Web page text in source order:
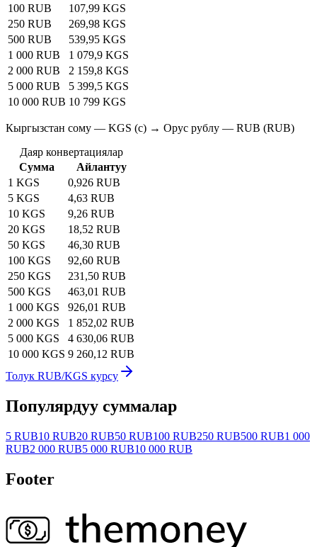
100 RUB
107,99 KGS
250 RUB
269,98 KGS
500 RUB
539,95 KGS
1 000 RUB
1 079,9 KGS
2 000 RUB
2 159,8 KGS
5 000 RUB
5 399,5 KGS
10 000 RUB 10 799 KGS
Кыргызстан сому — KGS (с) → Орус рублу — RUB (RUB)
Даяр конвертациялар
Сумма
Айлантуу
1 KGS
0,926 RUB
5 KGS
4,63 RUB
10 KGS
9,26 RUB
20 KGS
18,52 RUB
50 KGS
46,30 RUB
100 KGS
92,60 RUB
250 KGS
231,50 RUB
500 KGS
463,01 RUB
1 000 KGS
926,01 RUB
2 000 KGS
1 852,02 RUB
5 000 KGS
4 630,06 RUB
10 000 KGS 9 260,12 RUB
Толук RUB/KGS курсу
Популярдуу суммалар
5 RUB10 RUB20 RUB50 RUB100 RUB250 RUB500 RUB1 000
RUB2 000 RUB5 000 RUB10 000 RUB
Footer